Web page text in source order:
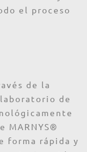
el proceso
de la
de
MARNYS®
forma rápida y